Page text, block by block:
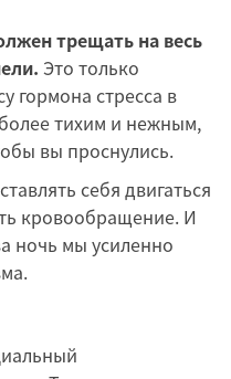
трещать на весь
Это только
гормона стресса в
тихим и нежным,
вы проснулись.
себя двигаться
кровообращение. И
ночь мы усиленно